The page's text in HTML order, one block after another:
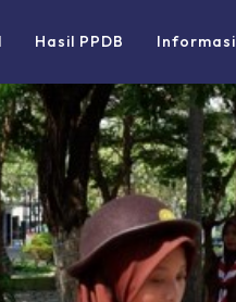
Hasil PPDB Informasi